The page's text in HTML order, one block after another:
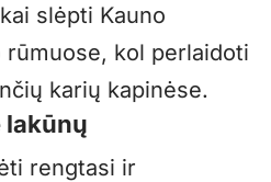
slėpti Kauno
kol perlaidoti
karių kapinėse.
lakūnų
rengtasi ir